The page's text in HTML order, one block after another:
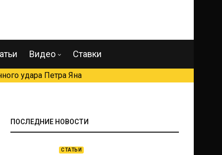
Видео Ставки
удара Петра Яна
ПОСЛЕДНИЕ НОВОСТИ
СТАТЬИ